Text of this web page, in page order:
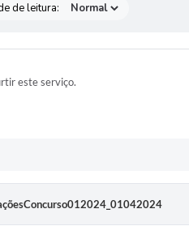
de leitura:
este serviço.